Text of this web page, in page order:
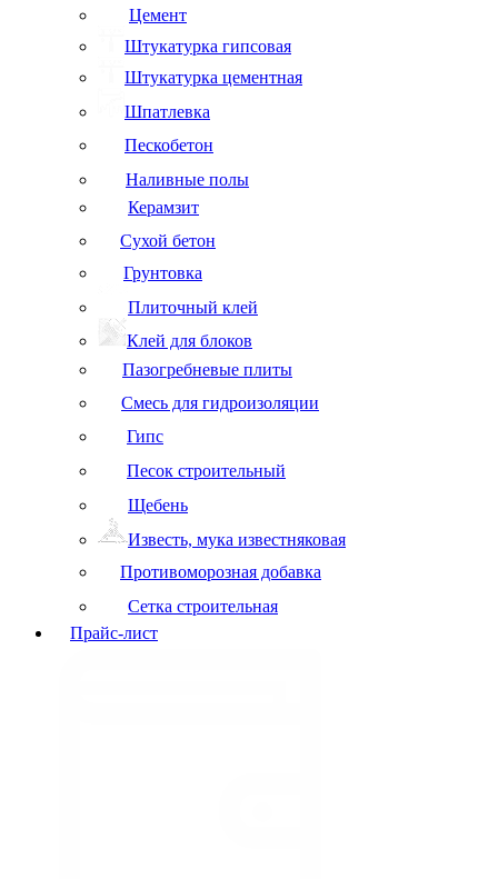
Цемент
Штукатурка гипсовая
Штукатурка цементная
Шпатлевка
Пескобетон
Наливные полы
Керамзит
Сухой бетон
Грунтовка
Плиточный клей
Клей для блоков
Пазогребневые плиты
Смесь для гидроизоляции
Гипс
Песок строительный
Щебень
Известь, мука известняковая
Противоморозная добавка
Сетка строительная
Прайс-лист